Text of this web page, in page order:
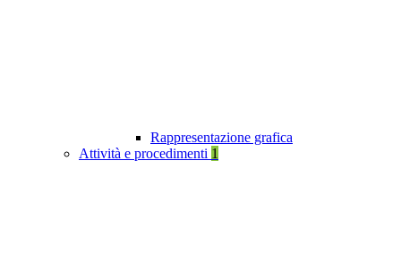
Rappresentazione grafica
Attività e procedimenti 1